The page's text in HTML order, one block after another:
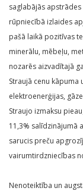
saglabājās
rūpniecībā izlaides
pašā laikā pozitīvas
minerālu, mēbeļu,
nozarēs aizvadītajā
Straujā cenu
elektroenerģijas,
Straujo izmaksu
11,3% salīdzinājumā
sarucis preču
vairumtirdzniecības
Nenoteiktība un